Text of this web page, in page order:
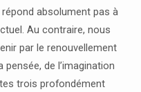
absolument pas à
Au contraire, nous
par le renouvellement
de l’imagination
trois profondément